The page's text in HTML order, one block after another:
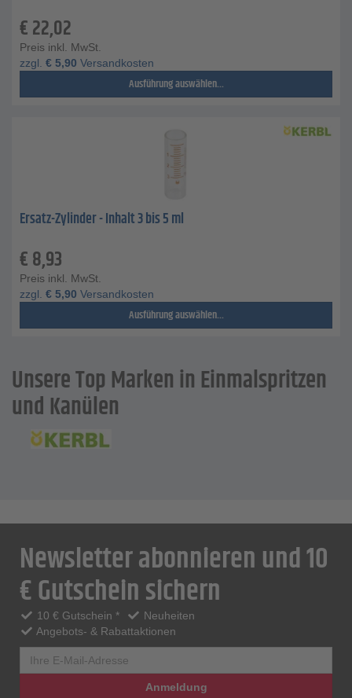
€22,02
Preis inkl. MwSt.
zzgl. € 5,90 Versandkosten
Ausführung auswählen...
Ersatz-Zylinder - Inhalt 3 bis 5 ml
€8,93
Preis inkl. MwSt.
zzgl. € 5,90 Versandkosten
Ausführung auswählen...
Unsere Top Marken in Einmalspritzen
und Kanülen
Newsletter abonnieren und 10
€ Gutschein sichern
10 € Gutschein *
Neuheiten
Angebots- & Rabattaktionen
Anmeldung